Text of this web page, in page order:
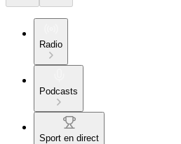
Radio
Podcasts
Sport en direct